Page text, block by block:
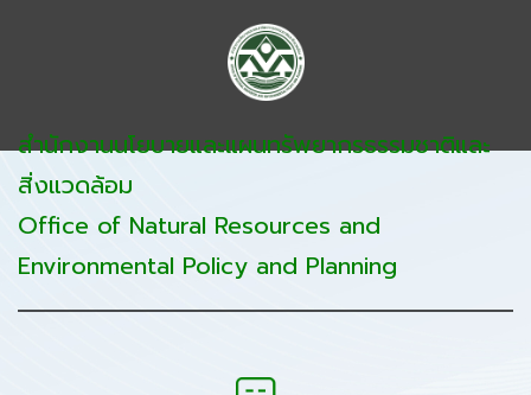
สำนักงานนโยบายและแผนทรัพยากรธรรมชาติและ
สิ่งแวดล้อม
Office of Natural Resources and
Environmental Policy and Planning